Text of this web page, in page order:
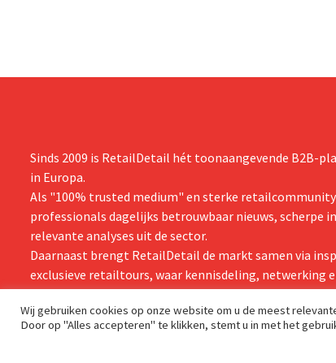
Sinds 2009 is RetailDetail hét toonaangevende B2B-
in Europa.
Als "100% trusted medium" en sterke
professionals dagelijks betrouwbaar nieuws, scherpe
relevante analyses uit de sector.
Daarnaast brengt RetailDetail de markt samen via
exclusieve retailtours, waar kennisdeling, netwerking
centraal staan.
Wij gebruiken cookies op onze website om u de meest
Door op "Alles accepteren" te klikken, stemt u in met het